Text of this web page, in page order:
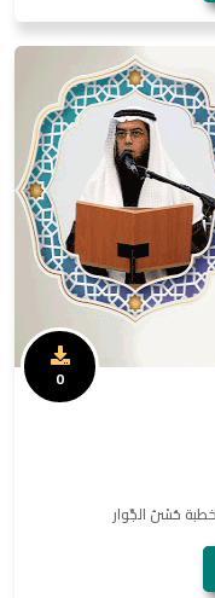
حُسْنُ الجِّوار
0